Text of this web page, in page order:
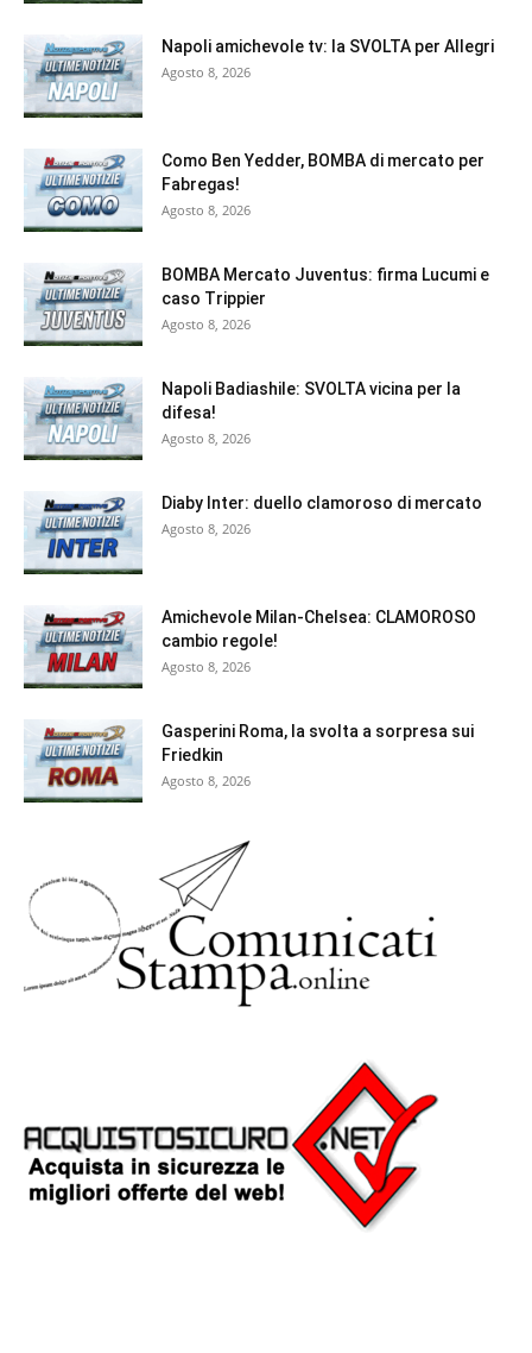
Napoli amichevole tv: la SVOLTA per Allegri
Agosto 8, 2026
Como Ben Yedder, BOMBA di mercato per
Fabregas!
Agosto 8, 2026
BOMBA Mercato Juventus: firma Lucumi e
caso Trippier
Agosto 8, 2026
Napoli Badiashile: SVOLTA vicina per la
difesa!
Agosto 8, 2026
Diaby Inter: duello clamoroso di mercato
Agosto 8, 2026
Amichevole Milan-Chelsea: CLAMOROSO
cambio regole!
Agosto 8, 2026
Gasperini Roma, la svolta a sorpresa sui
Friedkin
Agosto 8, 2026